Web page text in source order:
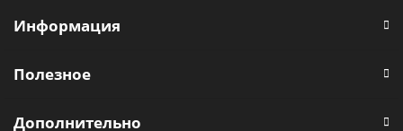
Информация
Полезное
Дополнительно